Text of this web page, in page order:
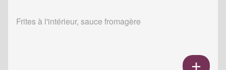
Frites à l'intérieur, sauce fromagère